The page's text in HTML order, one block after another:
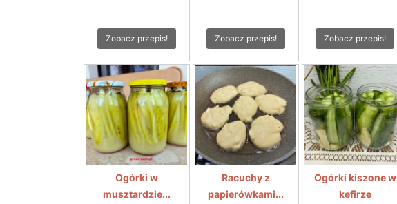
Zobacz przepis! Zobacz przepis! Zobacz przepis!
Ogórki w
musztardzie...
Racuchy z
papierówkami...
Ogórki kiszone w
kefirze